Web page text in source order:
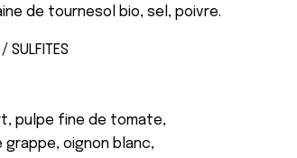
de tournesol bio, sel, poivre.
SULFITES
pulpe fine de tomate,
oignon blanc,